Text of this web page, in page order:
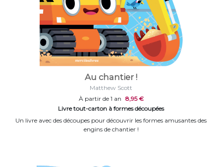
Au chantier !
Matthew Scott
À partir de 1 an 8,95 €
Livre tout-carton à formes découpées
Un livre avec des découpes pour découvrir les formes amusantes des
engins de chantier !